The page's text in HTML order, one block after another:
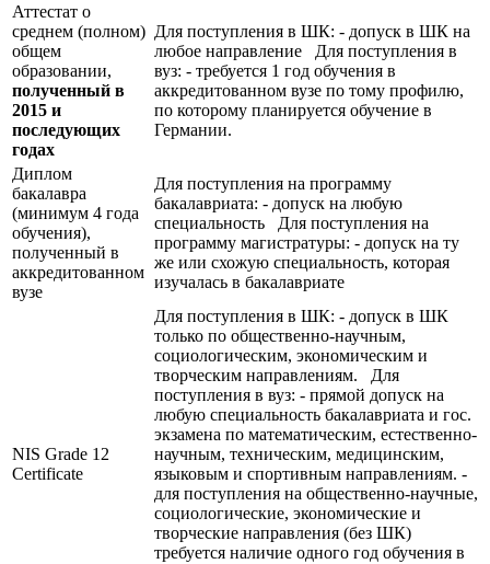
Аттестат о
среднем (полном)
общем
образовании,
полученный в
2015 и
последующих
годах
Для поступления в ШК: - допуск в ШК на
любое направление Для поступления в
вуз: - требуется 1 год обучения в
аккредитованном вузе по тому профилю,
по которому планируется обучение в
Германии.
Диплом
бакалавра
(минимум 4 года
обучения),
полученный в
аккредитованном
вузе
Для поступления на программу
бакалавриата: - допуск на любую
специальность Для поступления на
программу магистратуры: - допуск на ту
же или схожую специальность, которая
изучалась в бакалавриате
NIS Grade 12
Certificate
Для поступления в ШК: - допуск в ШК
только по общественно-научным,
социологическим, экономическим и
творческим направлениям. Для
поступления в вуз: - прямой допуск на
любую специальность бакалавриата и гос.
экзамена по математическим, естественно-
научным, техническим, медицинским,
языковым и спортивным направлениям. -
для поступления на общественно-научные,
социологические, экономические и
творческие направления (без ШК)
требуется наличие одного год обучения в